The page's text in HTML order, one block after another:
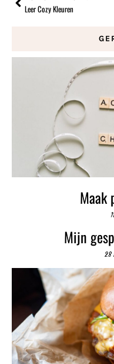
Leer Cozy Kleuren
Maak
Mijn
28